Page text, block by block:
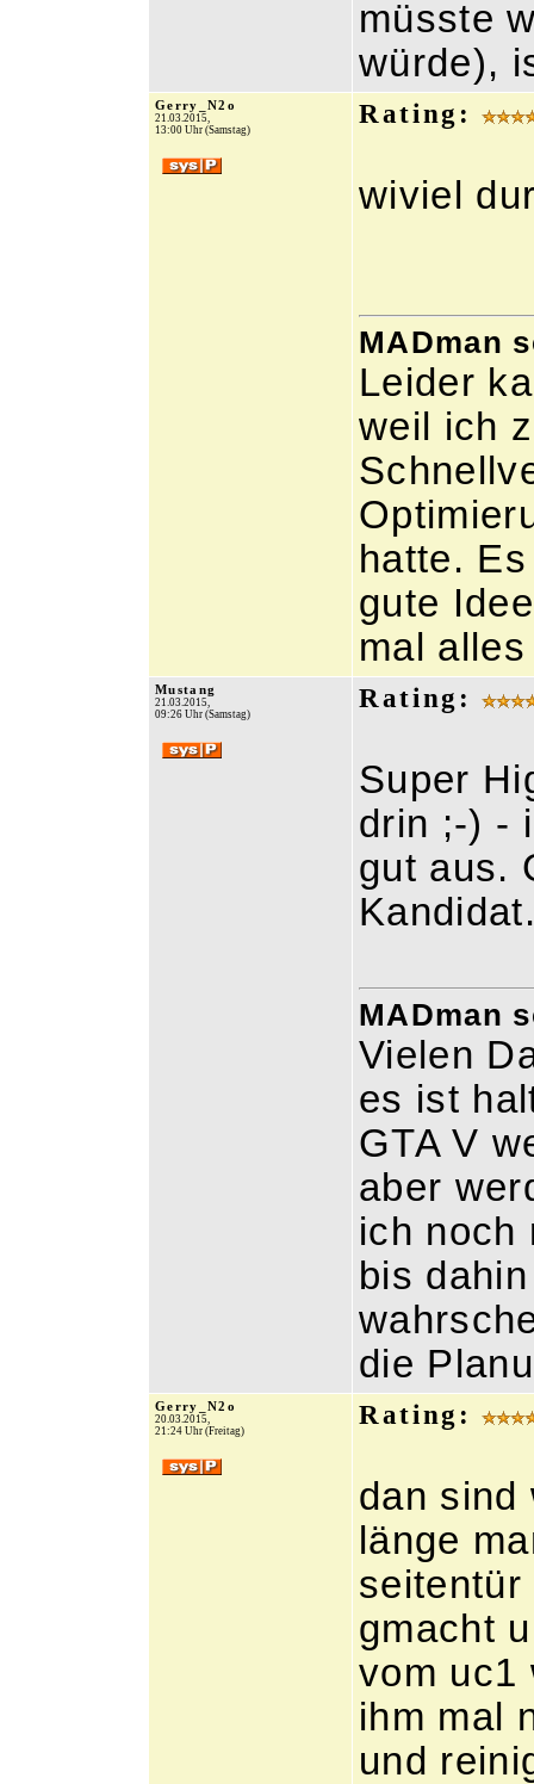
müsste
würde),
Gerry_N2o
21.03.2015,
13:00 Uhr (Samstag)
Rating:
wiviel
MADman
Leider
weil ich
hatte.
gute
mal
Mustang
21.03.2015,
09:26 Uhr (Samstag)
Rating:
Super
drin ;-) -
gut aus.
MADman
Vielen
es ist
GTA V
aber
ich noch
bis
die
Gerry_N2o
20.03.2015,
21:24 Uhr (Freitag)
Rating:
dan sind
länge
seitentür
gmacht
vom uc1
ihm mal
und